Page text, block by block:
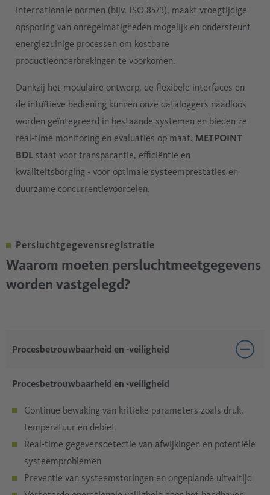
internationale normen (bijv. ISO 8573), maakt vroegtijdige
opsporing van onregelmatigheden mogelijk en ondersteunt
energiezuinige processen om kostbare
productieonderbrekingen te voorkomen.
Dankzij het modulaire ontwerp, de flexibele interfaces en
de intuïtieve bediening kunnen onze dataloggers naadloos
worden geïntegreerd in bestaande systemen en bieden ze
real-time monitoring en evaluaties op maat. METPOINT
BDL staat voor transparantie, efficiëntie en
kwaliteitsborging - voor optimale systeemprestaties en
duurzame concurrentievoordelen.
Persluchtgegevensregistratie
Waarom moeten persluchtmeetgegevens
worden vastgelegd?
Procesbetrouwbaarheid en -veiligheid
Procesbetrouwbaarheid en -veiligheid
Continue bewaking van kritieke parameters zoals druk,
temperatuur en debiet
Real-time gegevensdetectie van afwijkingen en potentiële
systeemproblemen
Preventie van systeemstoringen en ongeplande uitvaltijd